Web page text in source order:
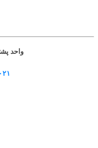
واحد